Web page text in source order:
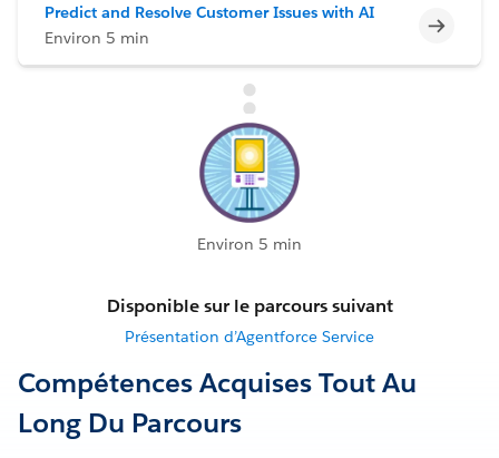
Predict and Resolve Customer Issues with AI
Environ 5 min
Environ 5 min
Disponible sur le parcours suivant
Présentation d’Agentforce Service
Compétences Acquises Tout Au
Long Du Parcours